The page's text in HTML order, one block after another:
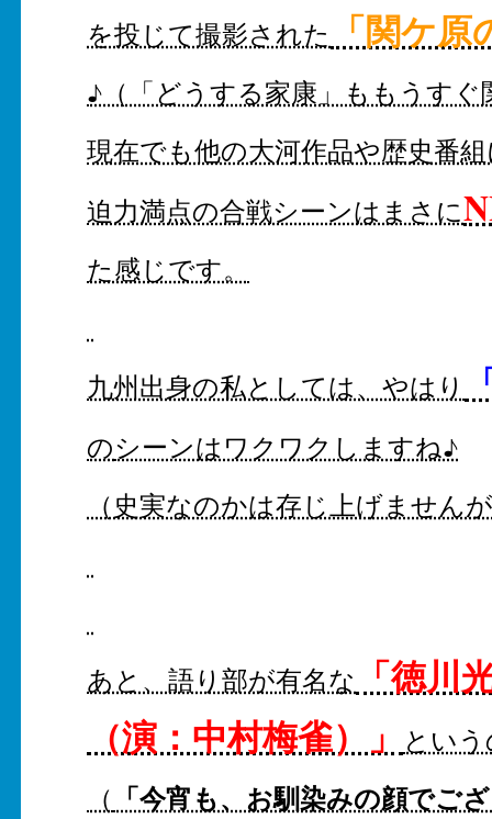
を投じて撮影された 「関ケ
♪（「どうする家康」ももうすぐ
現在でも他の大河作品や歴史番
迫力満点の合戦シーンはまさに
た感じです。
九州出身の私としては、やはり
のシーンはワクワクしますね♪
（史実なのかは存じ上げません
あと、語り部が有名な
「徳川
（演：中村梅雀）」
とい
（ 「今宵も、お馴染みの顔でご